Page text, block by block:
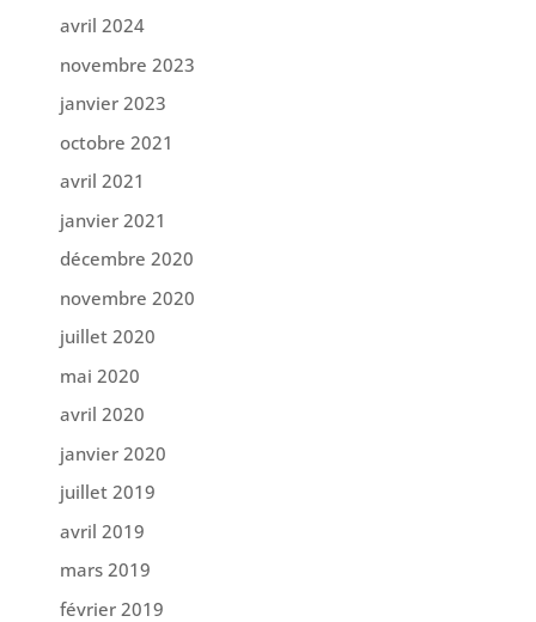
avril 2024
novembre 2023
janvier 2023
octobre 2021
avril 2021
janvier 2021
décembre 2020
novembre 2020
juillet 2020
mai 2020
avril 2020
janvier 2020
juillet 2019
avril 2019
mars 2019
février 2019